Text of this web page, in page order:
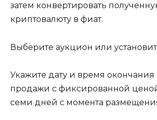
затем конвертировать
криптовалюту в фиат.
Выберите аукцион или
Укажите дату и время
продажи с фиксированной
семи дней с момента